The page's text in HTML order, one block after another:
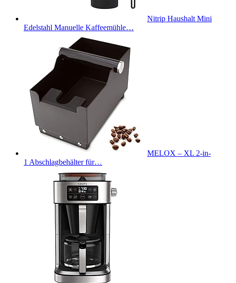
Nitrip Haushalt Mini
Edelstahl Manuelle Kaffeemühle…
MELOX – XL 2-in-
1 Abschlagbehälter für…